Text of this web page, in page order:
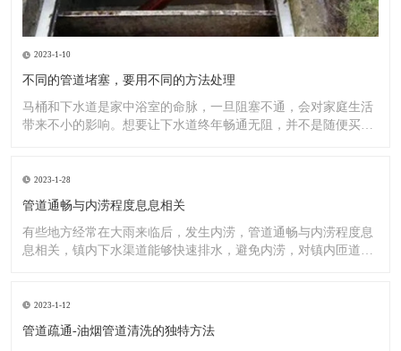
2023-1-10
不同的管道堵塞，要用不同的方法处理
马桶和下水道是家中浴室的命脉，一旦阻塞不通，会对家庭生活
带来不小的影响。想要让下水道终年畅通无阻，并不是随便买一
2023-1-28
管道通畅与内涝程度息息相关
有些地方经常在大雨来临后，发生内涝，管道通畅与内涝程度息
息相关，镇内下水渠道能够快速排水，避免内涝，对镇内匝道、
2023-1-12
管道疏通-油烟管道清洗的独特方法